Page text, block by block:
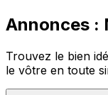
Annonces :
Trouvez le bien
le vôtre en toute